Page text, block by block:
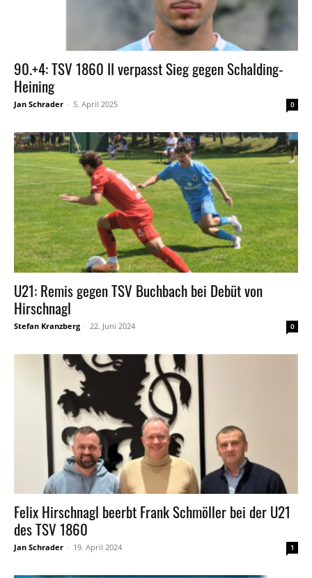
90.+4: TSV 1860 II verpasst Sieg gegen Schalding-
Heining
Jan Schrader - 5. April 2025 0
U21: Remis gegen TSV Buchbach bei Debüt von
Hirschnagl
Stefan Kranzberg - 22. Juni 2024 0
Felix Hirschnagl beerbt Frank Schmöller bei der U21
des TSV 1860
Jan Schrader - 19. April 2024 1